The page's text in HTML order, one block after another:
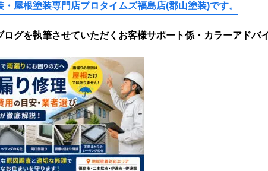
・屋根塗装専門店プロタイムズ福島店(郡山塗装)です。
ログを執筆させていただくお客様サポート係・カラーアドバ